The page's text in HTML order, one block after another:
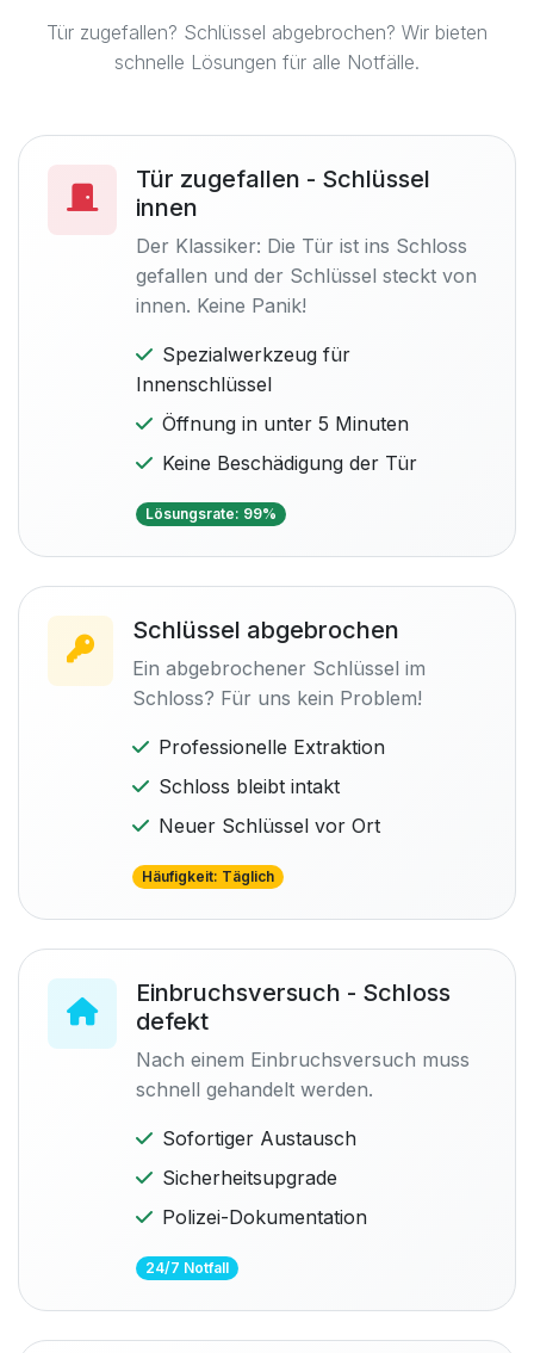
Tür zugefallen? Schlüssel abgebrochen? Wir bieten
schnelle Lösungen für alle Notfälle.
Tür zugefallen - Schlüssel
innen
Der Klassiker: Die Tür ist ins Schloss
gefallen und der Schlüssel steckt von
innen. Keine Panik!
Spezialwerkzeug für
Innenschlüssel
Öffnung in unter 5 Minuten
Keine Beschädigung der Tür
Lösungsrate: 99%
Schlüssel abgebrochen
Ein abgebrochener Schlüssel im
Schloss? Für uns kein Problem!
Professionelle Extraktion
Schloss bleibt intakt
Neuer Schlüssel vor Ort
Häufigkeit: Täglich
Einbruchsversuch - Schloss
defekt
Nach einem Einbruchsversuch muss
schnell gehandelt werden.
Sofortiger Austausch
Sicherheitsupgrade
Polizei-Dokumentation
24/7 Notfall